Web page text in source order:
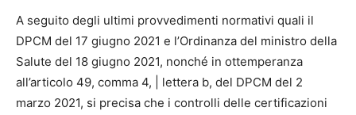
A seguito degli ultimi provvedimenti normativi quali il
DPCM del 17 giugno 2021 e l’Ordinanza del ministro della
Salute del 18 giugno 2021, nonché in ottemperanza
all’articolo 49, comma 4, | lettera b, del DPCM del 2
marzo 2021, si precisa che i controlli delle certificazioni